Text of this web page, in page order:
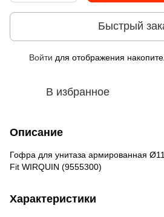
Быстрый
Войти для отображения
В избранное
Описание
Гофра для унитаза армированная
Fit WIRQUIN (9555300)
Характеристики